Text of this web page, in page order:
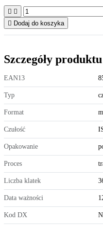
 
 Dodaj do koszyka
Szczegóły produktu
EAN13
Typ
Format
Czułość
Opakowanie
Proces
Liczba klatek
Data ważności
Kod DX